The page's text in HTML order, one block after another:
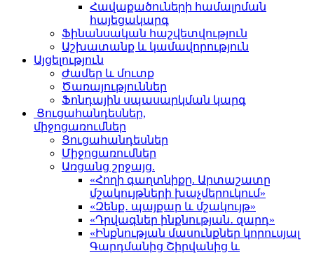
Հավաքածուների համալրման
հայեցակարգ
Ֆինանսական հաշվետվություն
Աշխատանք և կամավորություն
Այցելություն
Ժամեր և մուտք
Ծառայություններ
Ֆոնդային սպասարկման կարգ
Ցուցահանդեսներ,
միջոցառումներ
Ցուցահանդեսներ
Միջոցառումներ
Առցանց շրջայց.
«Հողի գաղտնիքը. Արտաշատը
մշակույթների խաչմերուկում»
«Զենք․ պայքար և մշակույթ»
«Դրվագներ ինքնության․ զարդ»
«Ինքնության մասունքներ կորուսյալ
Գարդմանից Շիրվանից և